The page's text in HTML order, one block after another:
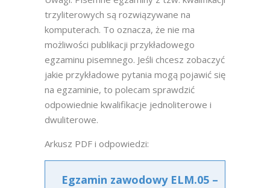
trzyliterowych są rozwiązywane na
komputerach. To oznacza, że nie ma
możliwości publikacji przykładowego
egzaminu pisemnego. Jeśli chcesz zobaczyć
jakie przykładowe pytania mogą pojawić się
na egzaminie, to polecam sprawdzić
odpowiednie kwalifikacje jednoliterowe i
dwuliterowe.
Arkusz PDF i odpowiedzi:
Egzamin zawodowy ELM.05 –